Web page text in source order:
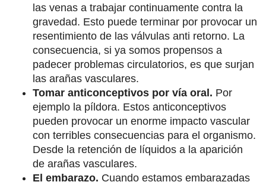
las venas a trabajar continuamente contra la
gravedad. Esto puede terminar por provocar un
resentimiento de las válvulas anti retorno. La
consecuencia, si ya somos propensos a
padecer problemas circulatorios, es que surjan
las arañas vasculares.
Tomar anticonceptivos por vía oral. Por
ejemplo la píldora. Estos anticonceptivos
pueden provocar un enorme impacto vascular
con terribles consecuencias para el organismo.
Desde la retención de líquidos a la aparición
de arañas vasculares.
El embarazo. Cuando estamos embarazadas